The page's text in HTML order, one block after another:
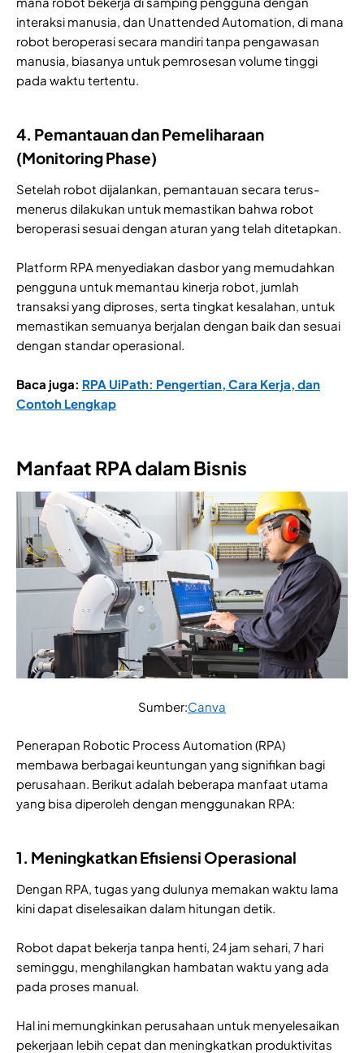
interaksi manusia, dan Unattended Automation, di mana
robot beroperasi secara mandiri tanpa pengawasan
manusia, biasanya untuk pemrosesan volume tinggi
pada waktu tertentu.
4. Pemantauan dan Pemeliharaan
(Monitoring Phase)
Setelah robot dijalankan, pemantauan secara terus-
menerus dilakukan untuk memastikan bahwa robot
beroperasi sesuai dengan aturan yang telah ditetapkan.
Platform RPA menyediakan dasbor yang memudahkan
pengguna untuk memantau kinerja robot, jumlah
transaksi yang diproses, serta tingkat kesalahan, untuk
memastikan semuanya berjalan dengan baik dan sesuai
dengan standar operasional.
Baca juga: RPA UiPath: Pengertian, Cara Kerja, dan
Contoh Lengkap
Manfaat RPA dalam Bisnis
Sumber:Canva
Penerapan Robotic Process Automation (RPA)
membawa berbagai keuntungan yang signifikan bagi
perusahaan. Berikut adalah beberapa manfaat utama
yang bisa diperoleh dengan menggunakan RPA:
1. Meningkatkan Efisiensi Operasional
Dengan RPA, tugas yang dulunya memakan waktu lama
kini dapat diselesaikan dalam hitungan detik.
Robot dapat bekerja tanpa henti, 24 jam sehari, 7 hari
seminggu, menghilangkan hambatan waktu yang ada
pada proses manual.
Hal ini memungkinkan perusahaan untuk menyelesaikan
pekerjaan lebih cepat dan meningkatkan produktivitas